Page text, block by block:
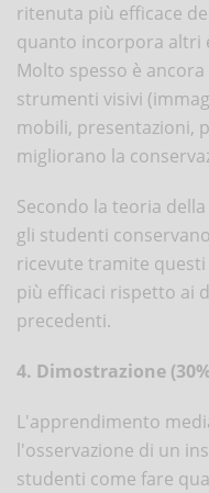
ritenuta più efficace
quanto incorpora altri
Molto spesso è
strumenti visivi
mobili, presentazioni,
migliorano la
Secondo la teoria
gli studenti
ricevute tramite
più efficaci rispetto ai
precedenti.
4. Dimostrazione
L'apprendimento
l'osservazione di un
studenti come fare